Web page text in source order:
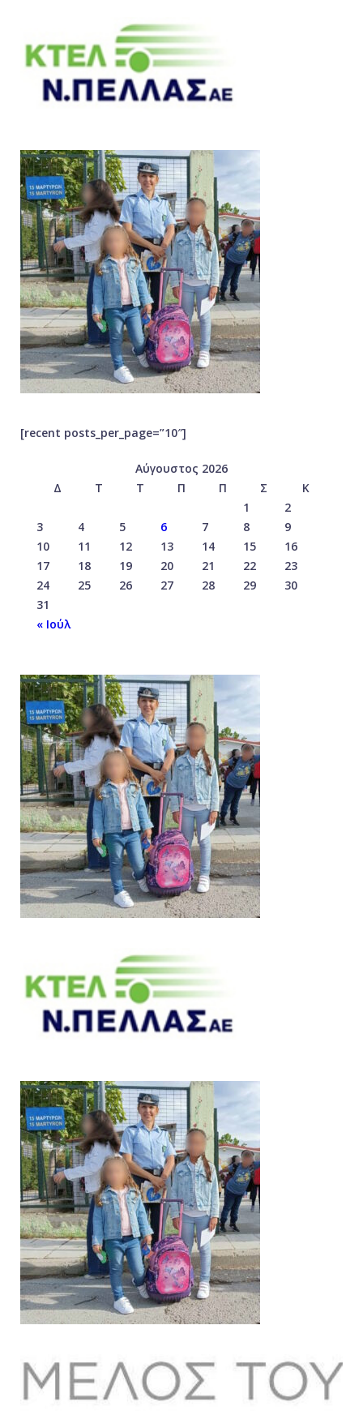
[recent posts_per_page=”10″]
Αύγουστος 2026
Δ
Τ Τ Π Π Σ
Κ
1
2
3
4 5 6 7 8
9
10
11 12 13 14 15
16
17
18 19 20 21 22
23
24
25 26 27 28 29
30
31
« Ιούλ